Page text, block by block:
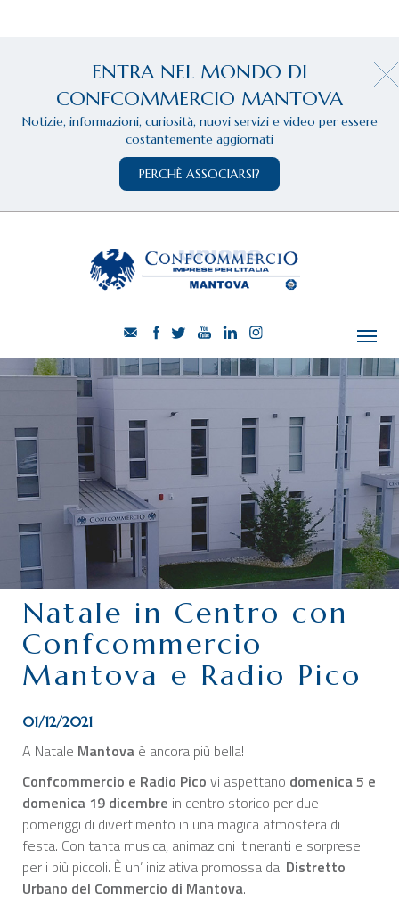
ENTRA NEL MONDO DI
CONFCOMMERCIO MANTOVA
Notizie, informazioni, curiosità, nuovi servizi e video per essere
costantemente aggiornati
PERCHÈ ASSOCIARSI?
CHI SIAMO
SERVIZI
CATEGORIE
DELEGAZIONI
ATTIVITÀ STORICHE
PERIODICO
PERCHÉ ASSOCIARSI?
DOVE SIAMO
CONTATTI
Natale in Centro con
Confcommercio
Mantova e Radio Pico
01/12/2021
A Natale Mantova è ancora più bella!
Confcommercio e Radio Pico vi aspettano domenica 5 e
domenica 19 dicembre in centro storico per due
pomeriggi di divertimento in una magica atmosfera di
festa. Con tanta musica, animazioni itineranti e sorprese
per i più piccoli. È un’ iniziativa promossa dal Distretto
Urbano del Commercio di Mantova.